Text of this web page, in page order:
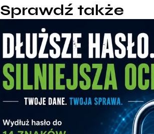
Sprawdź także